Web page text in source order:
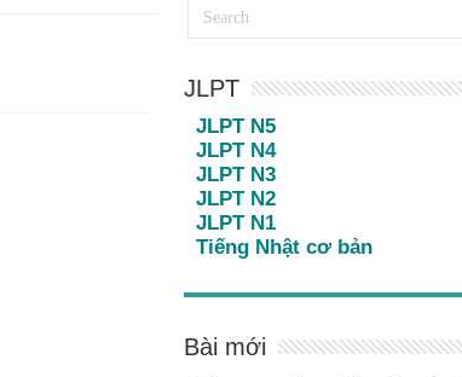
JLPT
JLPT N5
JLPT N4
JLPT N3
JLPT N2
JLPT N1
Tiếng Nhật cơ bản
Bài mới